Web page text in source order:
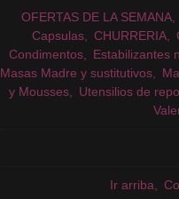
OFERTAS DE LA SEMANA
Capsulas
CHURRERIA
Condimentos
Estabilizantes
Masas Madre y sustitutivos
y Mousses
Utensilios de
Ir arriba